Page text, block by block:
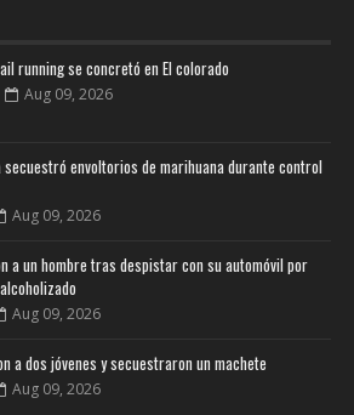
running se concretó en El colorado
Aug 09, 2026
secuestró envoltorios de marihuana durante control
Aug 09, 2026
a un hombre tras despistar con su automóvil por
Aug 09, 2026
a dos jóvenes y secuestraron un machete
Aug 09, 2026